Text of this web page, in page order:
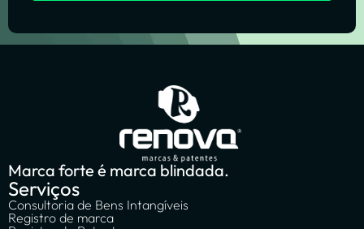
Marca forte é marca blindada.
Serviços
Consultoria de Bens Intangíveis
Registro de marca